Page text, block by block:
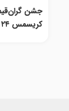
جشن
کریسمس ۲۴ میلیون تومان